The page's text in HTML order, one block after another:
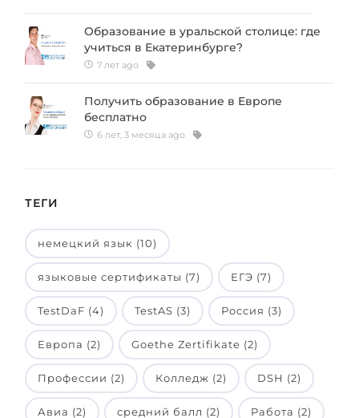
Образование в уральской столице: где
учиться в Екатеринбурге?
7 лет ago
Получить образование в Европе
бесплатно
6 лет, 3 месяца ago
ТЕГИ
немецкий язык (10)
языковые сертификаты (7) ЕГЭ (7)
TestDaF (4) TestAS (3) Россия (3)
Европа (2) Goethe Zertifikate (2)
Профессии (2) Колледж (2) DSH (2)
Авиа (2) средний балл (2) Работа (2)